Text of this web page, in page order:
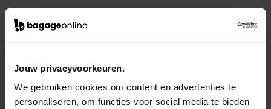
Jouw privacyvoorkeuren.
We gebruiken cookies om content en advertenties te
personaliseren, om functies voor social media te bieden